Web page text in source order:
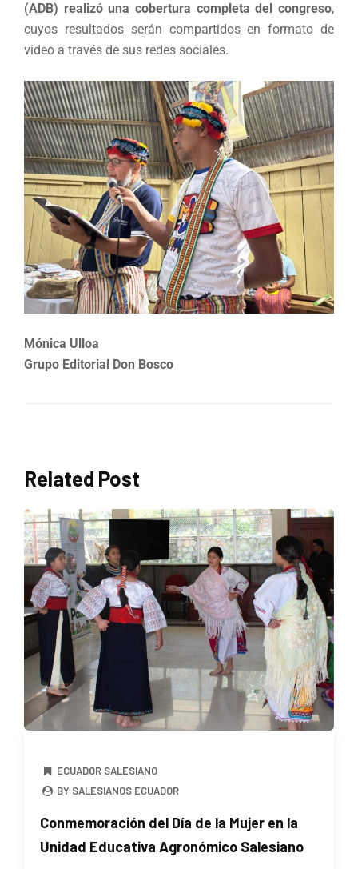
(ADB) realizó una cobertura completa del congreso,
cuyos resultados serán compartidos en formato de
video a través de sus redes sociales.
Mónica Ulloa
Grupo Editorial Don Bosco
Related Post
ECUADOR SALESIANO
BY SALESIANOS ECUADOR
Conmemoración del Día de la Mujer en la
Unidad Educativa Agronómico Salesiano